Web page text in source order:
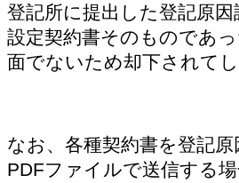
登記所に提出した登記原
設定契約書そのものであ
面でないため却下されてし
なお、各種契約書を登記
PDFファイルで送信する